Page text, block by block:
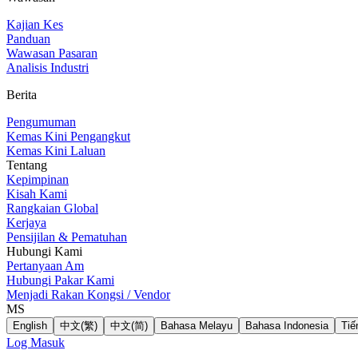
Kajian Kes
Panduan
Wawasan Pasaran
Analisis Industri
Berita
Pengumuman
Kemas Kini Pengangkut
Kemas Kini Laluan
Tentang
Kepimpinan
Kisah Kami
Rangkaian Global
Kerjaya
Pensijilan & Pematuhan
Hubungi Kami
Pertanyaan Am
Hubungi Pakar Kami
Menjadi Rakan Kongsi / Vendor
MS
English 中文(繁) 中文(简) Bahasa Melayu Bahasa Indonesia
Log Masuk